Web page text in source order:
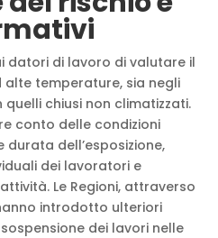
datori di lavoro di valutare il
alte temperature, sia negli
chiusi non climatizzati.
conto delle condizioni
durata dell’esposizione,
dei lavoratori e
Le Regioni, attraverso
introdotto ulteriori
dei lavori nelle